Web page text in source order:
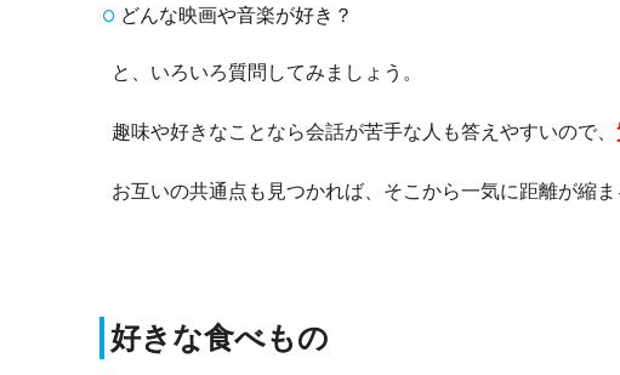
どんな映画や音楽が好き？
と、いろいろ質問してみましょう。
趣味や好きなことなら会話が苦手な人も答えやすいので、
お互いの共通点も見つかれば、そこから一気に距離が縮ま
好きな食べもの